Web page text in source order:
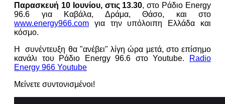
Παρασκευή 10 Ιουνίου, στις 13.30, στο Ράδιο Energy
96.6 για Καβάλα, Δράμα, Θάσο, και στο
www.energy966.com για την υπόλοιπη Ελλάδα και
κόσμο.
Η συνέντευξη θα "ανέβει" λίγη ώρα μετά, στο επίσημο
κανάλι του Ράδιο Energy 96.6 στο Youtube.
Radio
Energy 966 Youtube
Μείνετε συντονισμένοι!